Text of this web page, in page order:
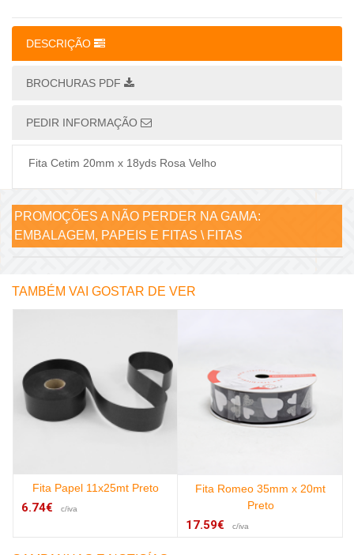
DESCRIÇÃO
BROCHURAS PDF
PEDIR INFORMAÇÃO
Fita Cetim 20mm x 18yds Rosa Velho
PROMOÇÕES A NÃO PERDER NA GAMA:
EMBALAGEM, PAPEIS E FITAS \ FITAS
TAMBÉM VAI GOSTAR DE VER
Fita Papel 11x25mt Preto
6.74€ c/iva
Fita Romeo 35mm x 20mt
Preto
17.59€ c/iva